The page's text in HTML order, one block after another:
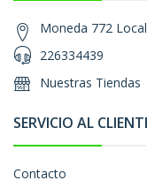
Moneda 772
226334439
Nuestras Tiendas
SERVICIO AL
Contacto